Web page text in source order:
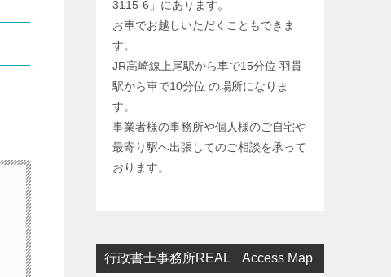
3115-6」にあります。
お車でお越しいただくこともできま
す。
JR高崎線上尾駅から車で15分位 羽貫
駅から車で10分位 の場所になりま
す。
事業者様の事務所や個人様のご自宅や
最寄り駅へ出張してのご相談を承って
おります。
行政書士事務所REAL Access Map